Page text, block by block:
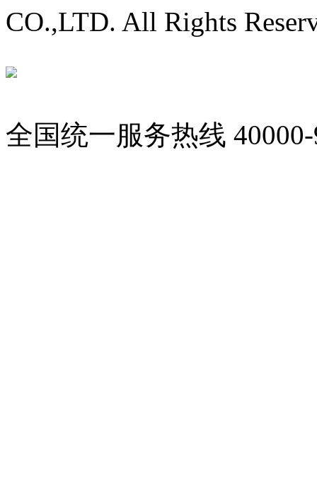
CO.,LTD. All Rights
全国统一服务热线